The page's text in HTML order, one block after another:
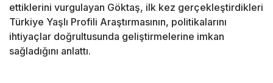
ettiklerini vurgulayan Göktaş, ilk kez gerçekleştirdikleri
Türkiye Yaşlı Profili Araştırmasının, politikalarını
ihtiyaçlar doğrultusunda geliştirmelerine imkan
sağladığını anlattı.